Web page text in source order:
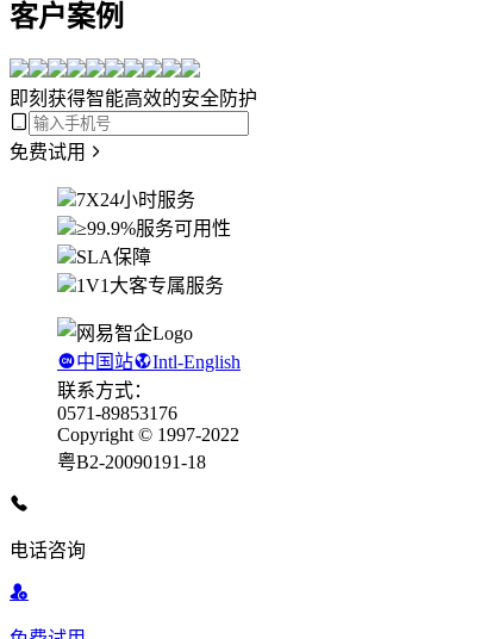
客户案例
即刻获得智能高效的安全防护
免费试用
7X24小时服务
≥99.9%服务可用性
SLA保障
1V1大客专属服务
中国站
Intl-English
联系方式：
0571-89853176
Copyright © 1997-2022
粤B2-20090191-18
电话咨询